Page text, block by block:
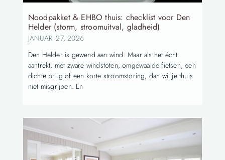
Noodpakket & EHBO thuis: checklist voor Den
Helder (storm, stroomuitval, gladheid)
JANUARI 27, 2026
Den Helder is gewend aan wind. Maar als het écht
aantrekt, met zware windstoten, omgewaaide fietsen, een
dichte brug of een korte stroomstoring, dan wil je thuis
niet misgrijpen. En